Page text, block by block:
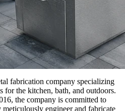
fabrication company specializing
for the kitchen, bath, and outdoors.
the company is committed to
engineer and fabricate